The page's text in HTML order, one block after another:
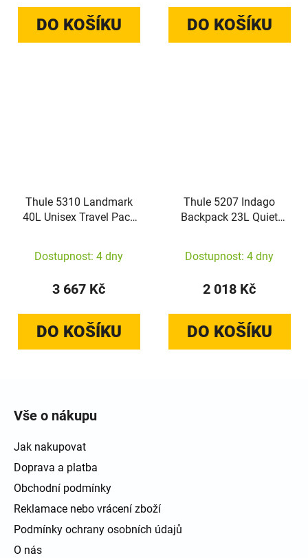
DO KOŠÍKU DO KOŠÍKU
Thule 5310 Landmark
40L Unisex Travel Pack
Dostupnost: 4 dny
3 667 Kč
DO KOŠÍKU
Thule 5207 Indago
Backpack 23L Quiet
Dostupnost: 4 dny
2 018 Kč
DO KOŠÍKU
Vše o nákupu
Jak nakupovat
Doprava a platba
Obchodní podmínky
Reklamace nebo vrácení zboží
Podmínky ochrany osobních údajů
O nás